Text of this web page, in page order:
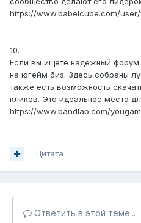
https://www.babelcube.com/
10.
Если вы ищете надежный форум
на югейм биз. Здесь собраны
также есть возможность
кликов. Это идеальное место
https://www.bandlab.com/
Цитата
Ответить в этой теме...